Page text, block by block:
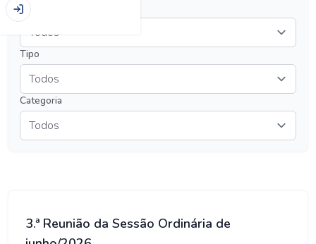
Ano
Tipo
Categoria
3.ª Reunião da Sessão Ordinária de